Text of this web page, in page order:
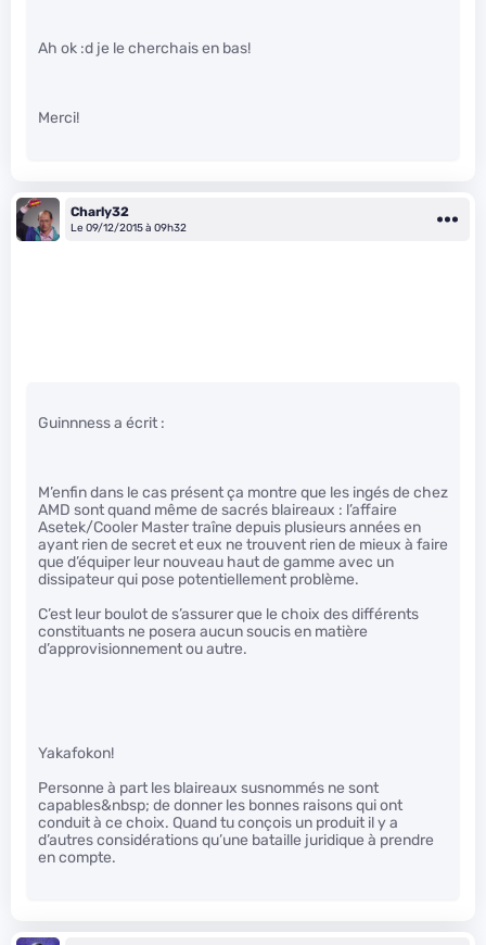
Ah ok :d je le cherchais en bas!
Merci!
Charly32
Le 09/12/2015 à 09h32
Guinnness a écrit :
M’enfin dans le cas présent ça montre que les ingés de chez
AMD sont quand même de sacrés blaireaux : l’affaire
Asetek/Cooler Master traîne depuis plusieurs années en
ayant rien de secret et eux ne trouvent rien de mieux à faire
que d’équiper leur nouveau haut de gamme avec un
dissipateur qui pose potentiellement problème.
C’est leur boulot de s’assurer que le choix des différents
constituants ne posera aucun soucis en matière
d’approvisionnement ou autre.
Yakafokon!
Personne à part les blaireaux susnommés ne sont
capables&nbsp; de donner les bonnes raisons qui ont
conduit à ce choix. Quand tu conçois un produit il y a
d’autres considérations qu’une bataille juridique à prendre
en compte.